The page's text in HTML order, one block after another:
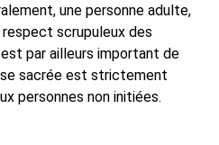
une personne adulte,
scrupuleux des
par ailleurs important de
sacrée est strictement
personnes non initiées.